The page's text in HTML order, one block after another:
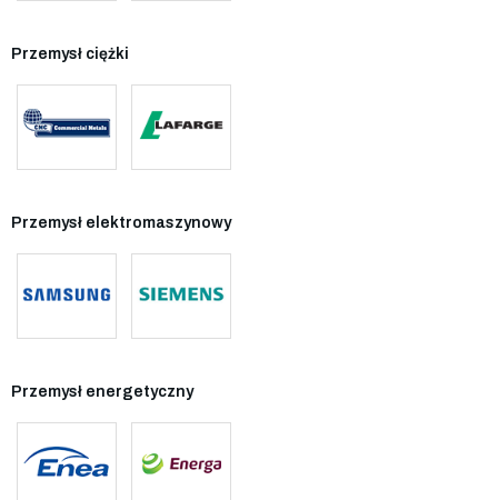
Przemysł ciężki
Przemysł elektromaszynowy
Przemysł energetyczny